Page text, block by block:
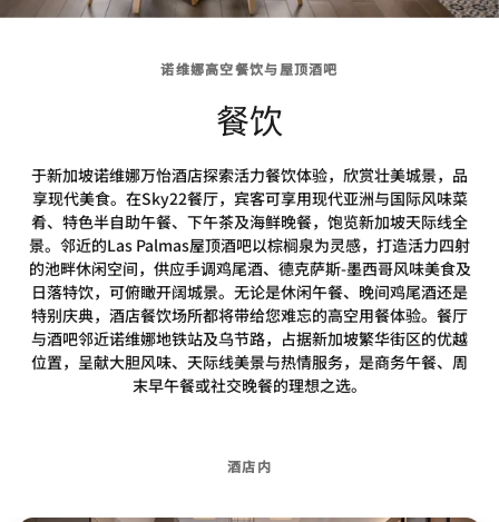
诺维娜高空餐饮与屋顶酒吧
餐饮
于新加坡诺维娜万怡酒店探索活力餐饮体验，欣赏壮美城景，品
享现代美食。在Sky22餐厅，宾客可享用现代亚洲与国际风味菜
肴、特色半自助午餐、下午茶及海鲜晚餐，饱览新加坡天际线全
景。邻近的Las Palmas屋顶酒吧以棕榈泉为灵感，打造活力四射
的池畔休闲空间，供应手调鸡尾酒、德克萨斯-墨西哥风味美食及
日落特饮，可俯瞰开阔城景。无论是休闲午餐、晚间鸡尾酒还是
特别庆典，酒店餐饮场所都将带给您难忘的高空用餐体验。餐厅
与酒吧邻近诺维娜地铁站及乌节路，占据新加坡繁华街区的优越
位置，呈献大胆风味、天际线美景与热情服务，是商务午餐、周
末早午餐或社交晚餐的理想之选。
酒店内